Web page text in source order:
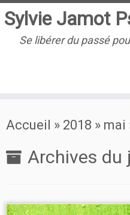
au
contenu
Sylvie Jamot
Se libérer du passé
Accueil » 2018 » mai
Archives du